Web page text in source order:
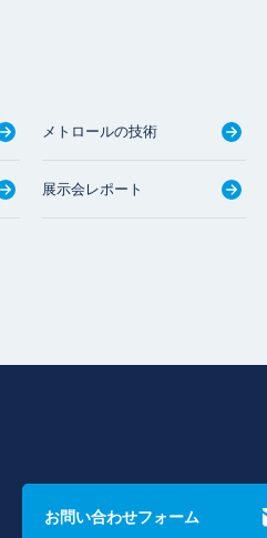
メトロールの技術
展示会レポート
お問い合わせフォーム